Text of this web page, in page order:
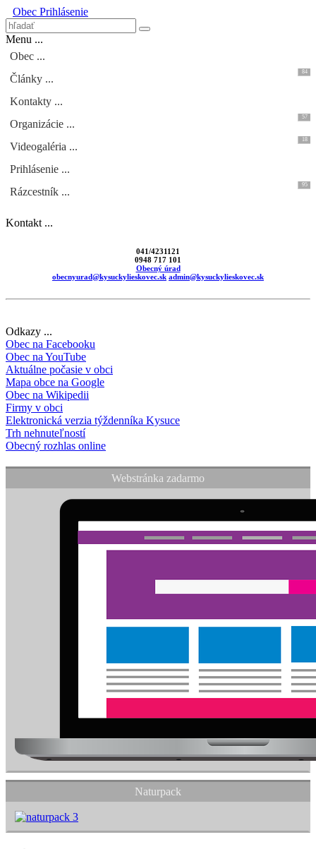
Obec Prihlásenie
Menu ...
Obec ...
Články ...
84
Kontakty ...
Organizácie ...
57
Videogaléria ...
18
Prihlásenie ...
Rázcestník ...
95
Kontakt ...
041/4231121
0948 717 101
Obecný úrad
obecnyurad@kysuckylieskovec.sk admin@kysuckylieskovec.sk
Odkazy ...
Obec na Facebooku
Obec na YouTube
Aktuálne počasie v obci
Mapa obce na Google
Obec na Wikipedii
Firmy v obci
Elektronická verzia týždenníka Kysuce
Trh nehnuteľností
Obecný rozhlas online
Webstránka zadarmo
Naturpack